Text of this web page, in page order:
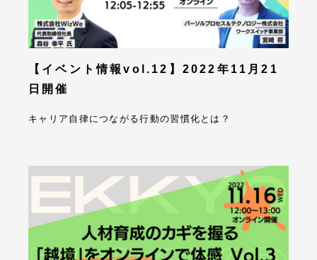
【イベント情報vol.12】2022年11月21
日開催
キャリア自律につながる行動の習慣化とは？